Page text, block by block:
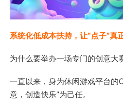
系统化低成本扶持，让“点子”真
为什么要举办一场专门的创意大
一直以来，身为休闲游戏平台的
意，创造快乐”为己任。